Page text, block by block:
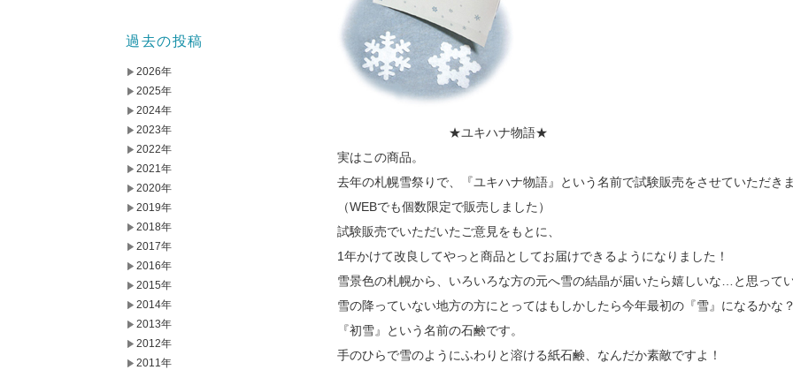
★ユキハナ物語★
実はこの商品。
去年の札幌雪祭りで、『ユキハナ物語』という名前で試験販売をさせていただき
（WEBでも個数限定で販売しました）
試験販売でいただいたご意見をもとに、
1年かけて改良してやっと商品としてお届けできるようになりました！
雪景色の札幌から、いろいろな方の元へ雪の結晶が届いたら嬉しいな…と思って
雪の降っていない地方の方にとってはもしかしたら今年最初の『雪』になるかな
『初雪』という名前の石鹸です。
手のひらで雪のようにふわりと溶ける紙石鹸、なんだか素敵ですよ！
過去の投稿
2026年
2025年
2024年
2023年
2022年
2021年
2020年
2019年
2018年
2017年
2016年
2015年
2014年
2013年
2012年
2011年